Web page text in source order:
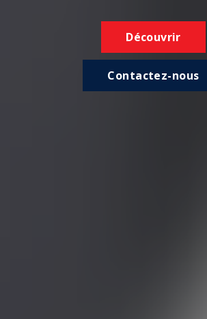
Découvrir
Contactez-nous